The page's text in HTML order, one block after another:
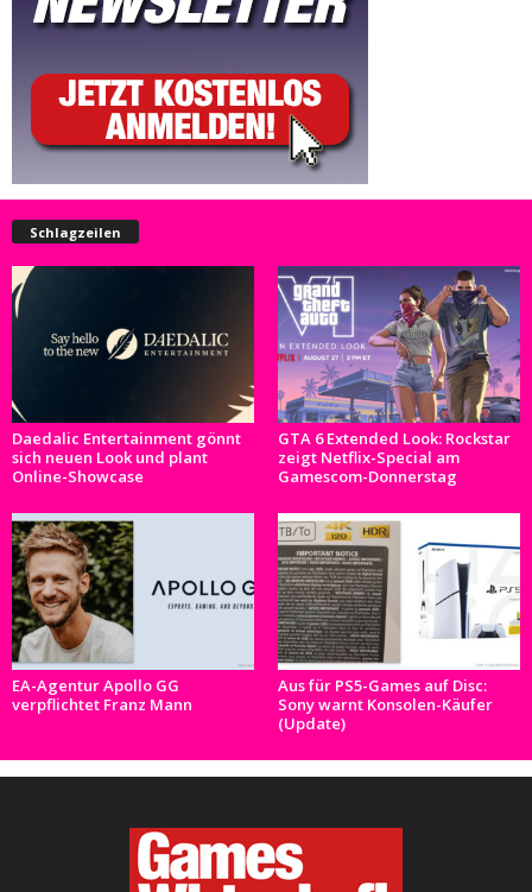
Schlagzeilen
Daedalic Entertainment gönnt
sich neuen Look und plant
Online-Showcase
GTA 6 Extended Look: Rockstar
zeigt Netflix-Special am
Gamescom-Donnerstag
EA-Agentur Apollo GG
verpflichtet Franz Mann
Aus für PS5-Games auf Disc:
Sony warnt Konsolen-Käufer
(Update)